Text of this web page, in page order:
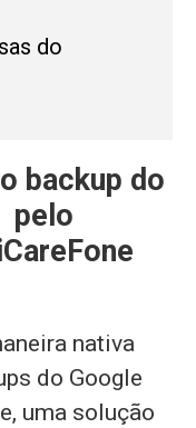
do
backup do
pelo
nativa
do Google
uma solução